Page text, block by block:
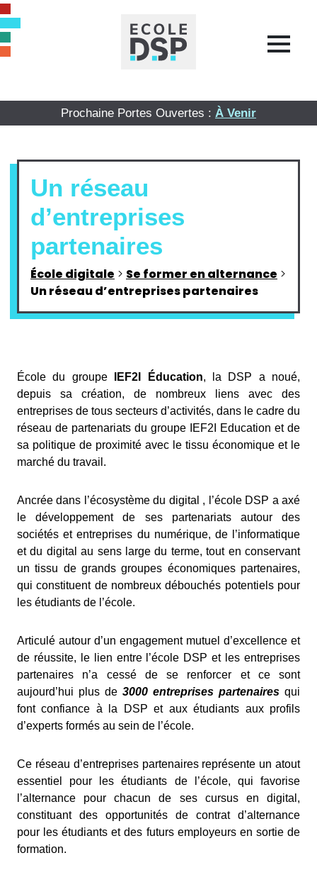
Prochaine Portes Ouvertes : À Venir
Un réseau
d’entreprises
partenaires
École digitale > Se former en alternance >
Un réseau d’entreprises partenaires
École du groupe IEF2I Éducation, la DSP a noué,
depuis sa création, de nombreux liens avec des
entreprises de tous secteurs d’activités, dans le cadre du
réseau de partenariats du groupe IEF2I Education et de
sa politique de proximité avec le tissu économique et le
marché du travail.
Ancrée dans l’écosystème du digital , l’école DSP a axé
le développement de ses partenariats autour des
sociétés et entreprises du numérique, de l’informatique
et du digital au sens large du terme, tout en conservant
un tissu de grands groupes économiques partenaires,
qui constituent de nombreux débouchés potentiels pour
les étudiants de l’école.
Articulé autour d’un engagement mutuel d’excellence et
de réussite, le lien entre l’école DSP et les entreprises
partenaires n’a cessé de se renforcer et ce sont
aujourd’hui plus de 3000 entreprises partenaires qui
font confiance à la DSP et aux étudiants aux profils
d’experts formés au sein de l’école.
Ce réseau d’entreprises partenaires représente un atout
essentiel pour les étudiants de l’école, qui favorise
l’alternance pour chacun de ses cursus en digital,
constituant des opportunités de contrat d’alternance
pour les étudiants et des futurs employeurs en sortie de
formation.